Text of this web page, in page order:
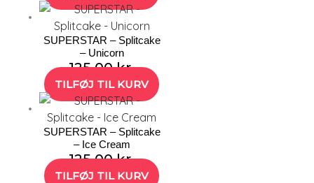
SUPERSTAR – Splitcake
– Unicorn
125,00kr.
TILFØJ TIL KURV
SUPERSTAR – Splitcake
– Ice Cream
125,00kr.
TILFØJ TIL KURV